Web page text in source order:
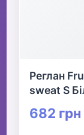
Реглан
sweat S
682 грн